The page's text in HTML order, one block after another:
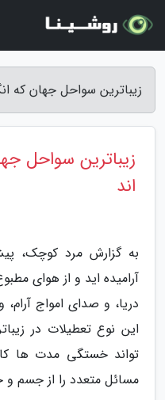
زیباترین سواحل جهان که
زیباترین سواحل
اند
به گزارش مرد کوچک،
آرامیده اید و از هوای
دریا، و صدای امواج
این نوع تعطیلات در
تواند خستگی مدت ها
مسائل متعدد را از جسم و